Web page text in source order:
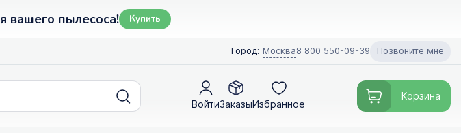
вашего пылесоса! Купить
Город: Москва8 800 550-09-39 Позвоните мне
ВойтиЗаказыИзбранное
Корзина